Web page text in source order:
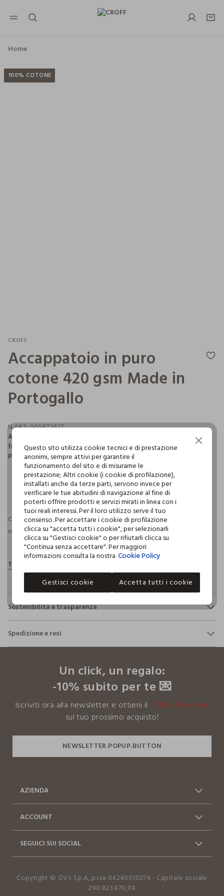
NAVIGATION.ARIA.GOTOMAINCONTENT
100% COTONE
Home
CROFF
Accappatoio in puro
cotone 420 gsm Made in
Portogallo
N.ART:005872627
Accappatoio in puro cotone 420 gsm con cappuccio,
fusciacca e due tasche. Tinta unita. Taglia M. Made in
Portogallo.
pdp.loyalty.section.advantages
Consegna prevista entro il 10/08/2026 e spedizione gratuita per ordini
superiori a 30€ se possiedi una CROFF Club.Maggiori informazioni
Sostenibilità e trasparenza
Sicurezza
Il 100% dei nostri articoli viene sottoposto a test chimico-
fisici, per verificarne il rispetto dei limiti che abbiamo
restrittivi rispetto a quelli previsti dalla normativa
internazionale.
Clicca qui per vedere i dettagli
I nostri fornitori
MADE IN PORTUGAL
Spedizione e resi
Un click, un regalo:
-10% subito per te 💌
Iscriviti ora alla newsletter e ottieni il -10% di sconto
sul tuo prossimo acquisto!
AZIENDA
Resi e cambi Dichiarazione accessibilità
ACCOUNT
SEGUICI SUI SOCIAL
TikTok
Copyright © OVS S.p.A, p.iva 04240010274 - Capitale sociale
290.923.470,04
Questo sito utilizza cookie tecnici e di prestazione
anonimi, sempre attivi per garantire il
funzionamento del sito e di misurarne le
prestazione; Altri cookie (i cookie di profilazione),
installati anche da terze parti, servono invece per
verificare le tue abitudini di navigazione al fine di
poterti offrire prodotti e servizi mirati in linea con i
tuoi reali interessi. Per il loro utilizzo serve il tuo
consenso. Per accettare i cookie di profilazione
clicca su "accetta tutti i cookie", per selezionarli
clicca su "Gestisci cookie" o per rifiutarli clicca su
"Continua senza accettare". Per maggiori
informazioni consulta la nostra Cookie Policy
Gestisci cookie Accetta tutti i cookie
Continua senza accettare